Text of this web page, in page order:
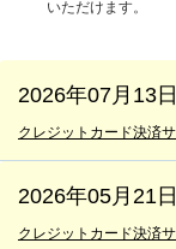
いただけます。
2026年07月13日
クレジットカード決済
2026年05月21日
クレジットカード決済